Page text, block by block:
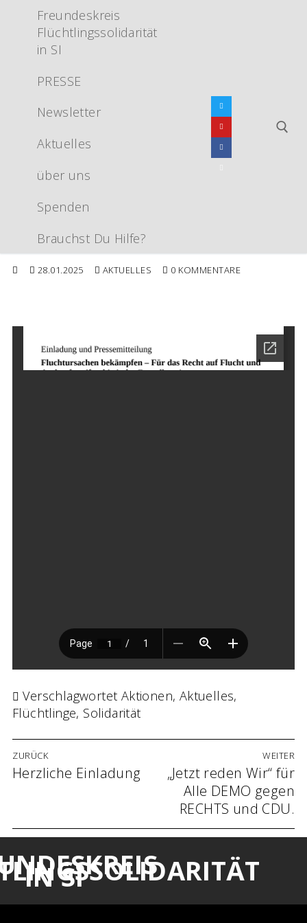
springen
Freundeskreis
Flüchtlingssolidarität
in SI
PRESSE
Newsletter
Aktuelles
über uns
Spenden
Brauchst Du Hilfe?
28.01.2025 AKTUELLES 0 KOMMENTARE
Verschlagwortet Aktionen, Aktuelles,
Flüchtlinge, Solidarität
Beitrags-
Navigation
ZURÜCK
Vorheriger
Herzliche Einladung
WEITER
Nächster
Beitrag:
„Jetzt reden Wir“ für
Alle DEMO gegen
RECHTS und CDU.
IN SI